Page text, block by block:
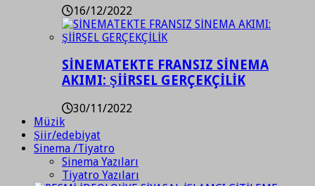
16/12/2022
SİNEMATEKTE FRANSIZ SİNEMA
AKIMI: ŞİİRSEL GERÇEKÇİLİK
30/11/2022
Müzik
Şiir/edebiyat
Sinema /Tiyatro
Sinema Yazıları
Tiyatro Yazıları